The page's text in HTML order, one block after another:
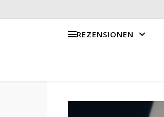
REZENSIONEN